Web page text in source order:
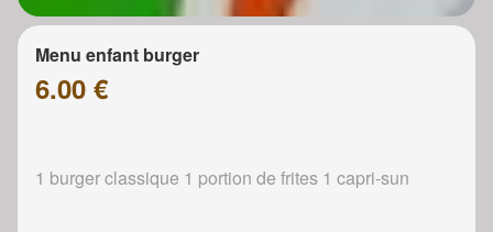
Menu enfant burger
6.00 €
1 burger classique 1 portion de frites 1 capri-sun